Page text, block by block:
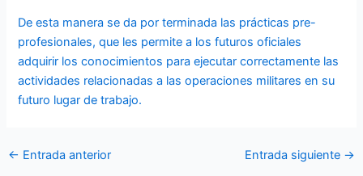
De esta manera se da por terminada las prácticas pre-
profesionales, que les permite a los futuros oficiales
adquirir los conocimientos para ejecutar correctamente las
actividades relacionadas a las operaciones militares en su
futuro lugar de trabajo.
← Entrada anterior Entrada siguiente →